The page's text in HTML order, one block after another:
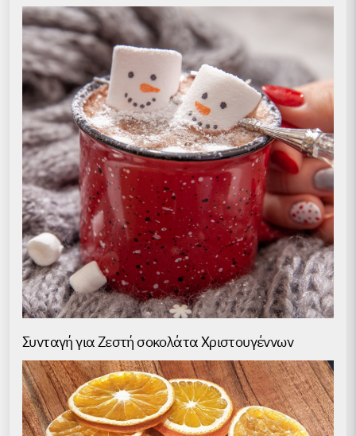
Συνταγή για Ζεστή σοκολάτα Χριστουγέννων